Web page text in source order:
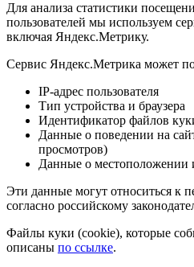
Для анализа статистики
пользователей мы используем
включая Яндекс.Метрику.
Сервис Яндекс.Метрика может
IP-адрес пользователя
Тип устройства и браузера
Идентификатор файлов
Данные о поведении на
просмотров)
Данные о местоположении
Эти данные могут относиться к
согласно российскому
Файлы куки (cookie), которые
описаны по ссылке.